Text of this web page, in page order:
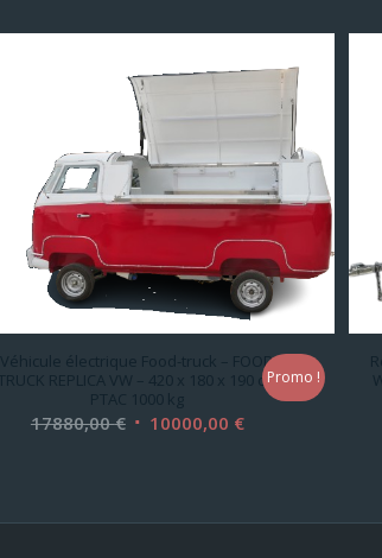
Véhicule électrique Food-truck – FOOD
TRUCK REPLICA VW – 420 x 180 x 190 cm
PTAC 1000 kg
17880,00€ Le 10000,00 €Le
Promo !